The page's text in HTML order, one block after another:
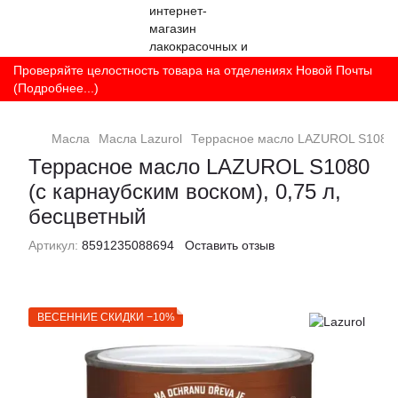
Проверяйте целостность товара на отделениях Новой Почты
(Подробнее...)
Масла Масла Lazurol Террасное масло LAZUROL
Террасное масло LAZUROL S1080
(с карнаубским воском), 0,75 л,
бесцветный
Артикул: 8591235088694 Оставить отзыв
ВЕСЕННИЕ СКИДКИ −10%